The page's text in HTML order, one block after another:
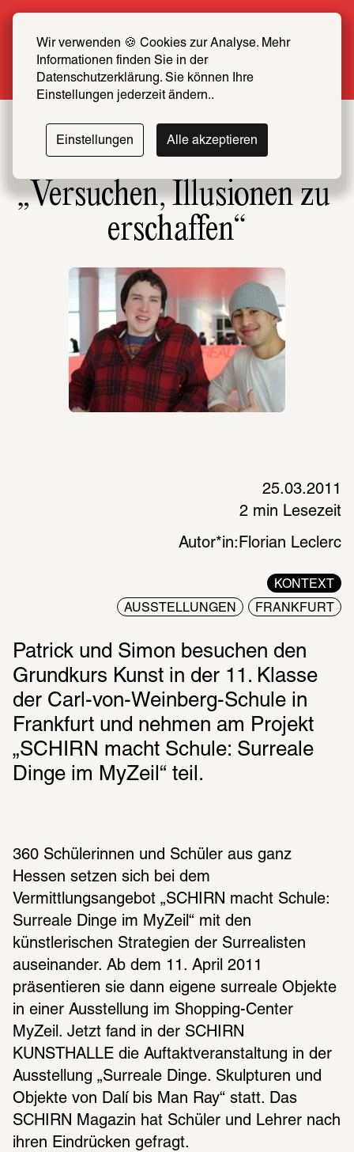
Wir verwenden 🍪 Cookies zur Analyse. Mehr
Informationen finden Sie in der
Datenschutzerklärung. Sie können Ihre
Einstellungen jederzeit ändern..
Einstellungen Alle akzeptieren
SCHIRN FREUND*IN werden
Mehr erfahren
„Versuchen, Illusionen zu
erschaffen“
25.03.2011
2 min Lesezeit
Autor*in: Florian Leclerc
KONTEXT
AUSSTELLUNGEN FRANKFURT
Patrick und Simon besuchen den
Grundkurs Kunst in der 11. Klasse
der Carl-von-Weinberg-Schule in
Frankfurt und nehmen am Projekt
„SCHIRN macht Schule: Surreale
Dinge im MyZeil“ teil.
360 Schülerinnen und Schüler aus ganz
Hessen setzen sich bei dem
Vermittlungsangebot „SCHIRN macht Schule:
Surreale Dinge im MyZeil“ mit den
künstlerischen Strategien der Surrealisten
auseinander. Ab dem 11. April 2011
präsentieren sie dann eigene surreale Objekte
in einer Ausstellung im Shopping-Center
MyZeil. Jetzt fand in der SCHIRN
KUNSTHALLE die Auftaktveranstaltung in der
Ausstellung „Surreale Dinge. Skulpturen und
Objekte von Dalí bis Man Ray“ statt. Das
SCHIRN Magazin hat Schüler und Lehrer nach
ihren Eindrücken gefragt.